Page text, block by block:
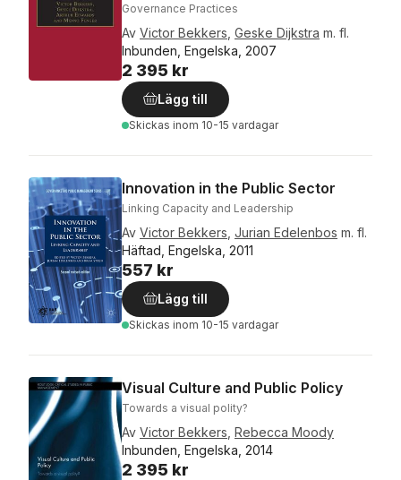
Governance Practices
Av Victor Bekkers Geske Dijkstra m. fl.
Inbunden, Engelska, 2007
2 395 kr
Lägg till
Skickas inom 10-15 vardagar
Innovation in the Public Sector
Linking Capacity and Leadership
Av Victor Bekkers Jurian Edelenbos m. fl.
Häftad, Engelska, 2011
557 kr
Lägg till
Skickas inom 10-15 vardagar
Visual Culture and Public Policy
Towards a visual polity?
Av Victor Bekkers Rebecca Moody
Inbunden, Engelska, 2014
2 395 kr